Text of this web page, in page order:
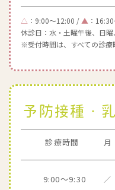
△ ：9:00～12:00 / ▲ ：
休診日：水・土曜午後、日曜
※受付時間は、すべての診療
予防接種・
診療時間 月
9:00～9:30 ／